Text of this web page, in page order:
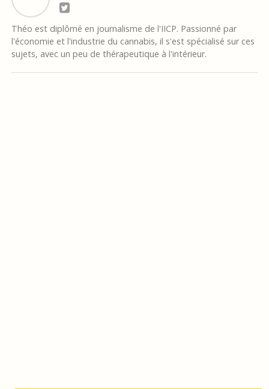
Théo est diplômé en journalisme de l'IICP. Passionné par
l'économie et l'industrie du cannabis, il s'est spécialisé sur ces
sujets, avec un peu de thérapeutique à l'intérieur.